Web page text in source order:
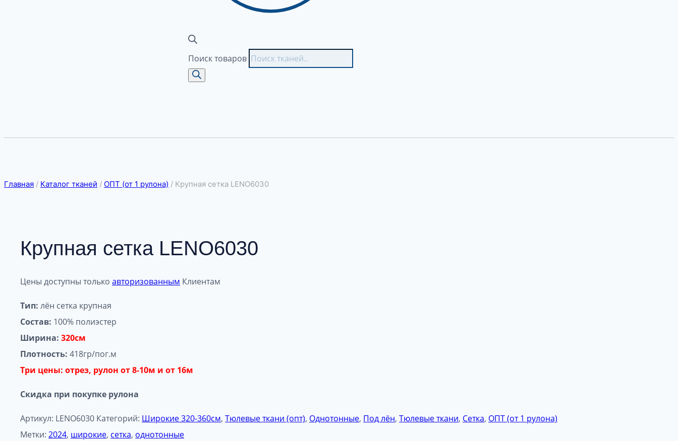
Поиск товаров
Главная / Каталог тканей / ОПТ (от 1 рулона) / Крупная сетка LENO6030
Крупная сетка LENO6030
Цены доступны только авторизованным Клиентам
Тип: лён сетка крупная
Состав: 100% полиэстер
Ширина: 320см
Плотность: 418гр/пог.м
Три цены: отрез, рулон от 8-10м и от 16м
Скидка при покупке рулона
Артикул: LENO6030 Категорий: Широкие 320-360см, Тюлевые ткани (опт), Однотонные, Под лён, Тюлевые ткани, Сетка, ОПТ (от 1 рулона)
Метки: 2024, широкие, сетка, однотонные